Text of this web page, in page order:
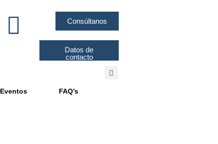
Consúltanos
Datos de
contacto
Eventos FAQ’s